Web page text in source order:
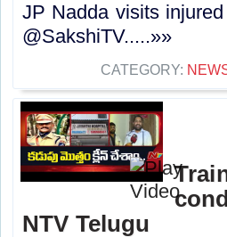
JP Nadda visits
@SakshiTV.....»»
CATEGORY:
NTV Telugu